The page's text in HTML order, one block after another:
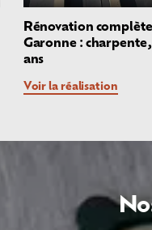
Rénovation
Garonne :
ans
Voir la réalisation